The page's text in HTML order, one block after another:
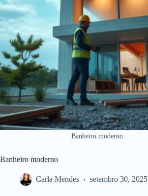
Banheiro moderno
Banheiro moderno
Carla Mendes setembro 30, 2025